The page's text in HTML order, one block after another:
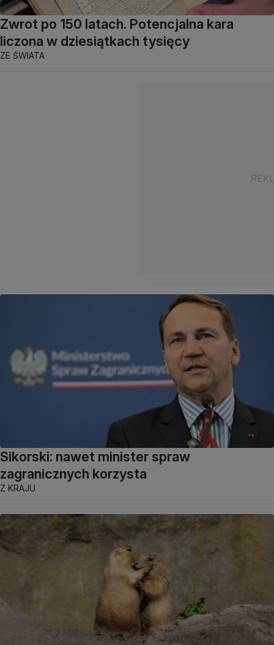
Zwrot po 150 latach. Potencjalna kara
liczona w dziesiątkach tysięcy
ZE ŚWIATA
Sikorski: nawet minister spraw
zagranicznych korzysta
Z KRAJU